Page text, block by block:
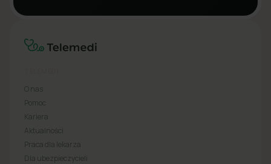
O nas
Pomoc
Kariera
Aktualności
Praca dla lekarza
Dla ubezpieczycieli